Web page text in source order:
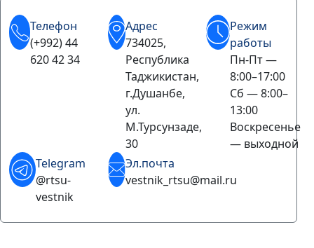
Телефон
(+992) 44
620 42 34
Адрес
734025,
Республика
Таджикистан,
г.Душанбе,
ул.
М.Турсунзаде,
30
Режим
работы
Пн-Пт —
8:00–17:00
Сб — 8:00–
13:00
Воскресенье
— выходной
Telegram
@rtsu-
vestnik
Эл.почта
vestnik_rtsu@mail.ru